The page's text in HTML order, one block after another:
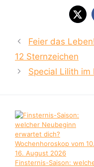
Feier das
12 Sternzeichen
Special Lilith im
Finsternis-Saison: